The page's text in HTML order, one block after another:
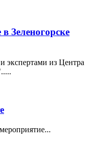
Зеленогорске
экспертами из Центра